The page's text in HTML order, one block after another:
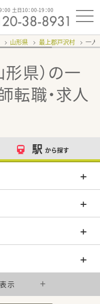
00 土日10：00-19：00
山形県 最上郡戸沢村 一人
県）の一
転職・求人
駅 から探す
示